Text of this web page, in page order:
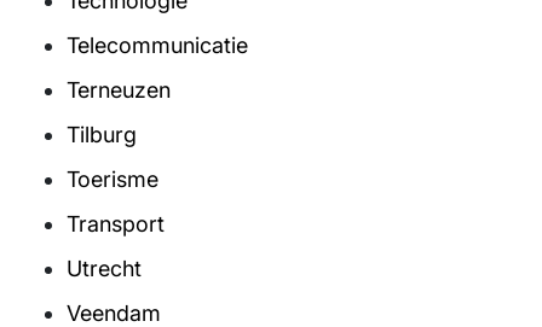
Telecommunicatie
Terneuzen
Tilburg
Toerisme
Transport
Utrecht
Veendam